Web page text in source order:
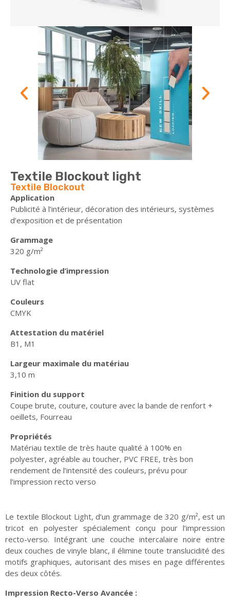
Textile Blockout light
Textile Blockout
Application
Publicité à l’intérieur, décoration des intérieurs, systèmes
d’exposition et de présentation
Grammage
320 g/m²
Technologie d’impression
UV flat
Couleurs
CMYK
Attestation du matériel
B1, M1
Largeur maximale du matériau
3,10 m
Finition du support
Coupe brute, couture, couture avec la bande de renfort +
oeillets, Fourreau
Propriétés
Matériau textile de très haute qualité à 100% en
polyester, agréable au toucher, PVC FREE, très bon
rendement de l’intensité des couleurs, prévu pour
l’impression recto verso
Le textile Blockout Light, d’un grammage de 320 g/m², est un
tricot en polyester spécialement conçu pour l’impression
recto-verso. Intégrant une couche intercalaire noire entre
deux couches de vinyle blanc, il élimine toute translucidité des
motifs graphiques, autorisant des mises en page différentes
des deux côtés.
Impression Recto-Verso Avancée :